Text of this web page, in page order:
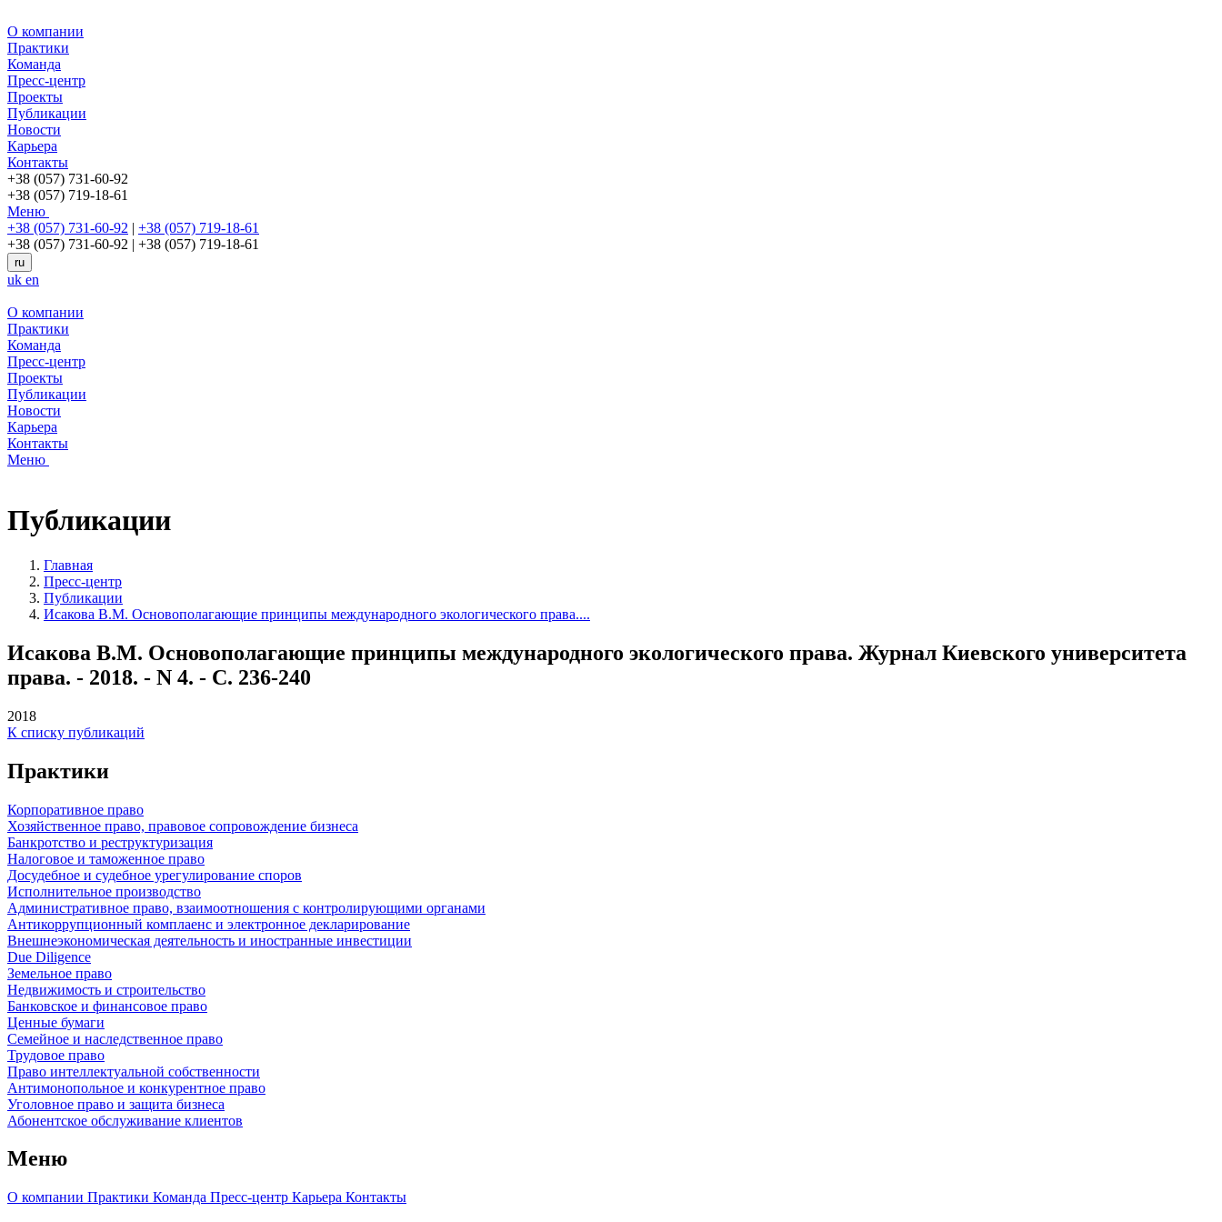
О компании
Практики
Команда
Пресс-центр
Проекты
Публикации
Новости
Карьера
Контакты
+38 (057) 731-60-92
+38 (057) 719-18-61
Меню
+38 (057) 731-60-92 | +38 (057) 719-18-61
+38 (057) 731-60-92 | +38 (057) 719-18-61
ru
uk en
О компании
Практики
Команда
Пресс-центр
Проекты
Публикации
Новости
Карьера
Контакты
Меню
Публикации
Главная
Пресс-центр
Публикации
Исакова В.М. Основополагающие принципы международного экологического права....
Исакова В.М. Основополагающие принципы международного экологического права. Журнал Киевского университета
права. - 2018. - N 4. - С. 236-240
2018
К списку публикаций
Практики
Корпоративное право
Хозяйственное право, правовое сопровождение бизнеса
Банкротство и реструктуризация
Налоговое и таможенное право
Досудебное и судебное урегулирование споров
Исполнительное производство
Административное право, взаимоотношения с контролирующими органами
Антикоррупционный комплаенс и электронное декларирование
Внешнеэкономическая деятельность и иностранные инвестиции
Due Diligence
Земельное право
Недвижимость и строительство
Банковское и финансовое право
Ценные бумаги
Семейное и наследственное право
Трудовое право
Право интеллектуальной собственности
Антимонопольное и конкурентное право
Уголовное право и защита бизнеса
Абонентское обслуживание клиентов
Меню
О компании Практики Команда Пресс-центр Карьера Контакты